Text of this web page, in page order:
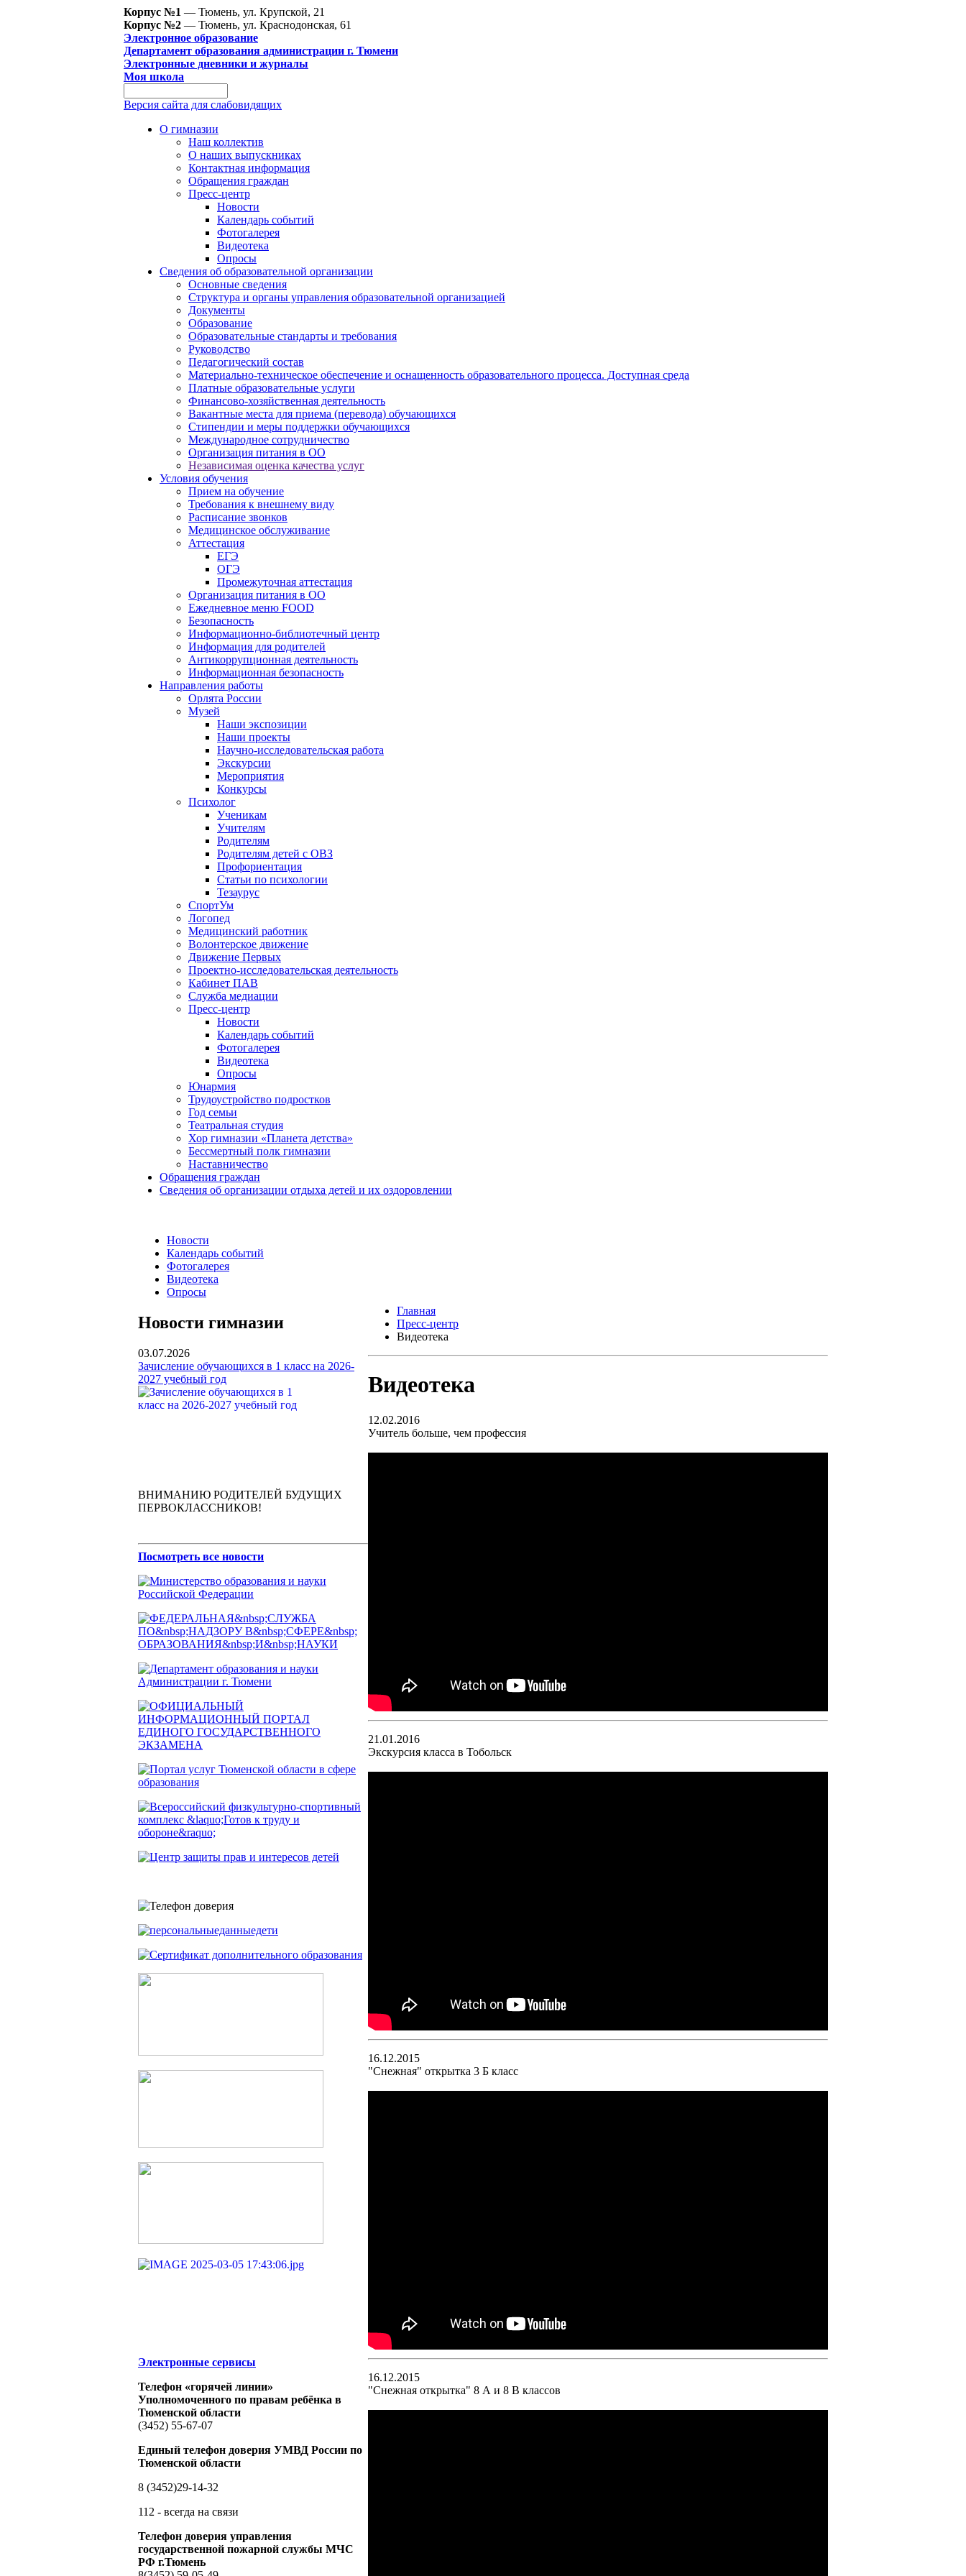
Корпус №1 — Тюмень, ул. Крупской, 21
Корпус №2 — Тюмень, ул. Краснодонская, 61
Электронное образование
Департамент образования администрации г. Тюмени
Электронные дневники и журналы
Моя школа
Версия сайта для слабовидящих
О гимназии
Наш коллектив
О наших выпускниках
Контактная информация
Обращения граждан
Пресс-центр
Новости
Календарь событий
Фотогалерея
Видеотека
Опросы
Сведения об образовательной организации
Основные сведения
Структура и органы управления образовательной организацией
Документы
Образование
Образовательные стандарты и требования
Руководство
Педагогический состав
Материально-техническое обеспечение и оснащенность образовательного процесса. Доступная среда
Платные образовательные услуги
Финансово-хозяйственная деятельность
Вакантные места для приема (перевода) обучающихся
Стипендии и меры поддержки обучающихся
Международное сотрудничество
Организация питания в ОО
Независимая оценка качества услуг
Условия обучения
Прием на обучение
Требования к внешнему виду
Расписание звонков
Медицинское обслуживание
Аттестация
ЕГЭ
ОГЭ
Промежуточная аттестация
Организация питания в ОО
Ежедневное меню FOOD
Безопасность
Информационно-библиотечный центр
Информация для родителей
Антикоррупционная деятельность
Информационная безопасность
Направления работы
Орлята России
Музей
Наши экспозиции
Наши проекты
Научно-исследовательская работа
Экскурсии
Мероприятия
Конкурсы
Психолог
Ученикам
Учителям
Родителям
Родителям детей с ОВЗ
Профориентация
Статьи по психологии
Тезаурус
СпортУм
Логопед
Медицинский работник
Волонтерское движение
Движение Первых
Проектно-исследовательская деятельность
Кабинет ПАВ
Служба медиации
Пресс-центр
Новости
Календарь событий
Фотогалерея
Видеотека
Опросы
Юнармия
Трудоустройство подростков
Год семьи
Театральная студия
Хор гимназии «Планета детства»
Бессмертный полк гимназии
Наставничество
Обращения граждан
Сведения об организации отдыха детей и их оздоровлении
Новости
Календарь событий
Фотогалерея
Видеотека
Опросы
Новости гимназии
03.07.2026
Зачисление обучающихся в 1 класс на 2026-
2027 учебный год
ВНИМАНИЮ РОДИТЕЛЕЙ БУДУЩИХ
ПЕРВОКЛАССНИКОВ!
Посмотреть все новости
Электронные сервисы
Телефон «горячей линии»
Уполномоченного по правам ребёнка в
Тюменской области
(3452) 55-67-07
Единый телефон доверия УМВД России по
Тюменской области
8 (3452)29-14-32
112 - всегда на связи
Телефон доверия управления
государственной пожарной службы МЧС
РФ г.Тюмень
Главная
Пресс-центр
Видеотека
Видеотека
12.02.2016
Учитель больше, чем профессия
21.01.2016
Экскурсия класса в Тобольск
16.12.2015
"Снежная" открытка 3 Б класс
16.12.2015
"Снежная открытка" 8 А и 8 В классов